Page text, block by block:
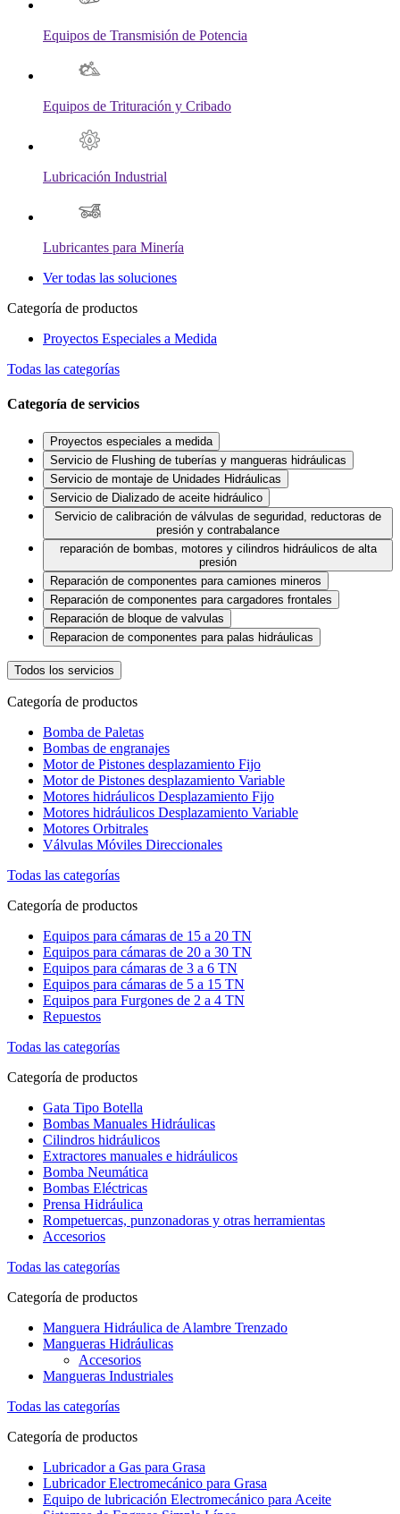
Equipos de Transmisión de Potencia
Equipos de Trituración y Cribado
Lubricación Industrial
Lubricantes para Minería
Ver todas las soluciones
Categoría de productos
Proyectos Especiales a Medida
Todas las categorías
Categoría de servicios
Proyectos especiales a medida
Servicio de Flushing de tuberías y mangueras hidráulicas
Servicio de montaje de Unidades Hidráulicas
Servicio de Dializado de aceite hidráulico
Servicio de calibración de válvulas de seguridad, reductoras de
presión y contrabalance
reparación de bombas, motores y cilindros hidráulicos de alta
presión
Reparación de componentes para camiones mineros
Reparación de componentes para cargadores frontales
Reparación de bloque de valvulas
Reparacion de componentes para palas hidráulicas
Todos los servicios
Categoría de productos
Bomba de Paletas
Bombas de engranajes
Motor de Pistones desplazamiento Fijo
Motor de Pistones desplazamiento Variable
Motores hidráulicos Desplazamiento Fijo
Motores hidráulicos Desplazamiento Variable
Motores Orbitrales
Válvulas Móviles Direccionales
Todas las categorías
Categoría de productos
Equipos para cámaras de 15 a 20 TN
Equipos para cámaras de 20 a 30 TN
Equipos para cámaras de 3 a 6 TN
Equipos para cámaras de 5 a 15 TN
Equipos para Furgones de 2 a 4 TN
Repuestos
Todas las categorías
Categoría de productos
Gata Tipo Botella
Bombas Manuales Hidráulicas
Cilindros hidráulicos
Extractores manuales e hidráulicos
Bomba Neumática
Bombas Eléctricas
Prensa Hidráulica
Rompetuercas, punzonadoras y otras herramientas
Accesorios
Todas las categorías
Categoría de productos
Manguera Hidráulica de Alambre Trenzado
Mangueras Hidráulicas
Accesorios
Mangueras Industriales
Todas las categorías
Categoría de productos
Lubricador a Gas para Grasa
Lubricador Electromecánico para Grasa
Equipo de lubricación Electromecánico para Aceite